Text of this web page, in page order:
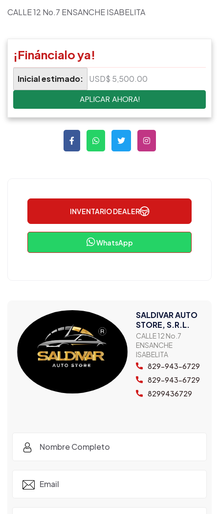
CALLE 12 No.7 ENSANCHE ISABELITA
¡Fináncialo ya!
Inicial estimado:
USD$ 5,500.00
APLICAR AHORA!
INVENTARIO DEALER
WhatsApp
SALDIVAR AUTO
STORE, S.R.L.
CALLE 12 No.7
ENSANCHE
ISABELITA
829-943-6729
829-943-6729
8299436729